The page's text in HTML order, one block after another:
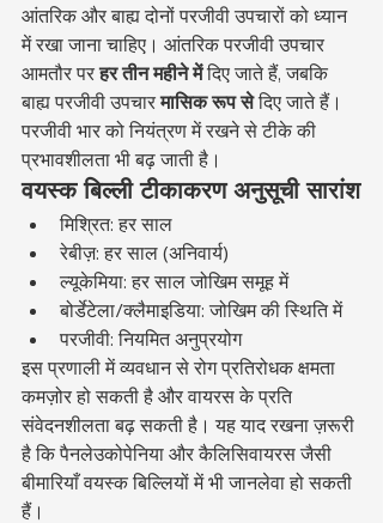
आंतरिक और बाह्य दोनों परजीवी उपचारों को ध्यान
में रखा जाना चाहिए। आंतरिक परजीवी उपचार
आमतौर पर हर तीन महीने में दिए जाते हैं, जबकि
बाह्य परजीवी उपचार मासिक रूप से दिए जाते हैं।
परजीवी भार को नियंत्रण में रखने से टीके की
प्रभावशीलता भी बढ़ जाती है।
वयस्क बिल्ली टीकाकरण अनुसूची सारांश
मिश्रित: हर साल
रेबीज़: हर साल (अनिवार्य)
ल्यूकेमिया: हर साल जोखिम समूह में
बोर्डेटेला/क्लैमाइडिया: जोखिम की स्थिति में
परजीवी: नियमित अनुप्रयोग
इस प्रणाली में व्यवधान से रोग प्रतिरोधक क्षमता
कमज़ोर हो सकती है और वायरस के प्रति
संवेदनशीलता बढ़ सकती है। यह याद रखना ज़रूरी
है कि पैनलेउकोपेनिया और कैलिसिवायरस जैसी
बीमारियाँ वयस्क बिल्लियों में भी जानलेवा हो सकती
हैं।